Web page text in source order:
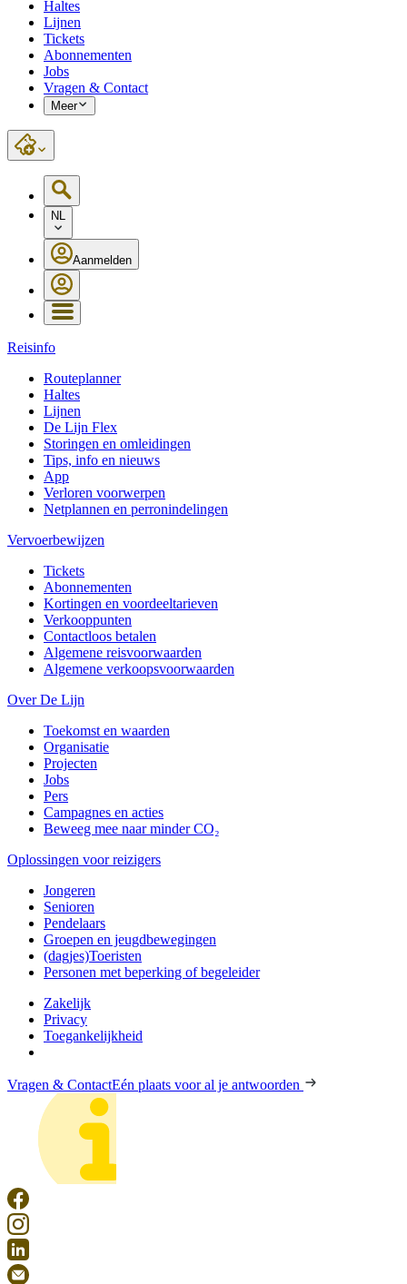
Haltes
Lijnen
Tickets
Abonnementen
Jobs
Vragen & Contact
Meer
NL
Aanmelden
Reisinfo
Routeplanner
Haltes
Lijnen
De Lijn Flex
Storingen en omleidingen
Tips, info en nieuws
App
Verloren voorwerpen
Netplannen en perronindelingen
Vervoerbewijzen
Tickets
Abonnementen
Kortingen en voordeeltarieven
Verkooppunten
Contactloos betalen
Algemene reisvoorwaarden
Algemene verkoopsvoorwaarden
Over De Lijn
Toekomst en waarden
Organisatie
Projecten
Jobs
Pers
Campagnes en acties
Beweeg mee naar minder CO₂
Oplossingen voor reizigers
Jongeren
Senioren
Pendelaars
Groepen en jeugdbewegingen
(dagjes)Toeristen
Personen met beperking of begeleider
Zakelijk
Privacy
Toegankelijkheid
Vragen & ContactEén plaats voor al je antwoorden